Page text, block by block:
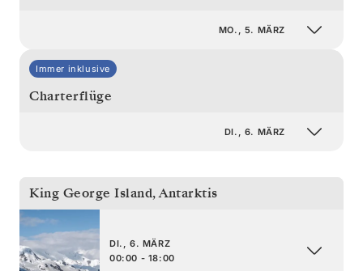
MO., 5. MÄRZ
Immer inklusive
Charterflüge
DI., 6. MÄRZ
King George Island,Antarktis
DI., 6. MÄRZ
00:00 - 18:00